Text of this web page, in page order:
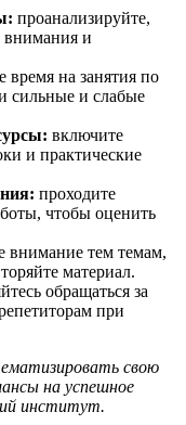
проанализируйте,
внимания и
время на занятия по
сильные и слабые
включите
и практические
проходите
чтобы оценить
внимание тем темам,
материал.
обращаться за
при
свою
на успешное
институт.